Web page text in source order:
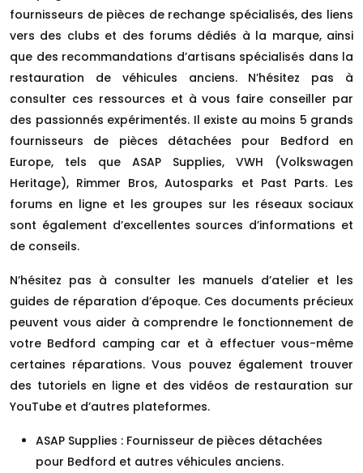
fournisseurs de pièces de rechange spécialisés, des liens
vers des clubs et des forums dédiés à la marque, ainsi
que des recommandations d’artisans spécialisés dans la
restauration de véhicules anciens. N’hésitez pas à
consulter ces ressources et à vous faire conseiller par
des passionnés expérimentés. Il existe au moins 5 grands
fournisseurs de pièces détachées pour Bedford en
Europe, tels que ASAP Supplies, VWH (Volkswagen
Heritage), Rimmer Bros, Autosparks et Past Parts. Les
forums en ligne et les groupes sur les réseaux sociaux
sont également d’excellentes sources d’informations et
de conseils.
N’hésitez pas à consulter les manuels d’atelier et les
guides de réparation d’époque. Ces documents précieux
peuvent vous aider à comprendre le fonctionnement de
votre Bedford camping car et à effectuer vous-même
certaines réparations. Vous pouvez également trouver
des tutoriels en ligne et des vidéos de restauration sur
YouTube et d’autres plateformes.
ASAP Supplies : Fournisseur de pièces détachées
pour Bedford et autres véhicules anciens.